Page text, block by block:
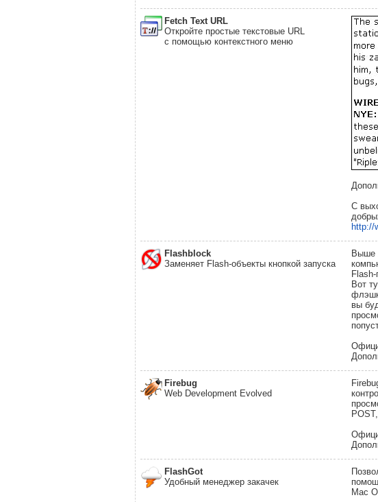
Fetch Text URL
Откройте простые текстовые URL
с помощью контекстного меню
С
http://
Flashblock
Заменяет Flash-объекты кнопкой запуска
Выше
Вот
вы
Firebug
Web Development Evolved
FlashGot
Удобный менеджер закачек
Mac